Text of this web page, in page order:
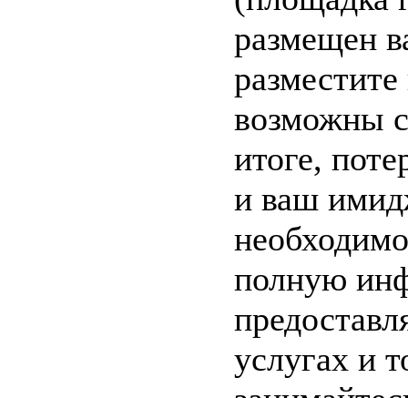
размещен
возможны
итоге,
и ваш
полную
услугах и